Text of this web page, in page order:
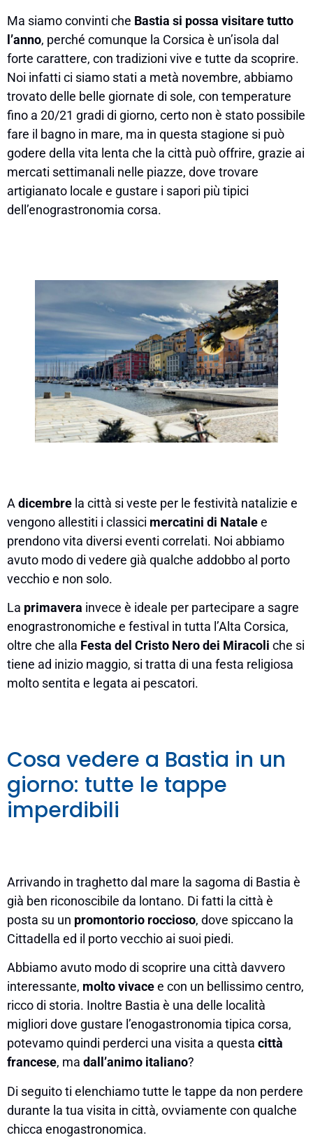
Ma siamo convinti che Bastia si possa visitare tutto
l’anno, perché comunque la Corsica è un’isola dal
forte carattere, con tradizioni vive e tutte da scoprire.
Noi infatti ci siamo stati a metà novembre, abbiamo
trovato delle belle giornate di sole, con temperature
fino a 20/21 gradi di giorno, certo non è stato possibile
fare il bagno in mare, ma in questa stagione si può
godere della vita lenta che la città può offrire, grazie ai
mercati settimanali nelle piazze, dove trovare
artigianato locale e gustare i sapori più tipici
dell’enograstronomia corsa.
A dicembre la città si veste per le festività natalizie e
vengono allestiti i classici mercatini di Natalee
prendono vita diversi eventi correlati. Noi abbiamo
avuto modo di vedere già qualche addobbo al porto
vecchio e non solo.
La primavera invece è ideale per partecipare a sagre
enograstronomiche e festival in tutta l’Alta Corsica,
oltre che alla Festa del Cristo Nero dei Miracoli che si
tiene ad inizio maggio, si tratta di una festa religiosa
molto sentita e legata ai pescatori.
Cosa vedere a Bastia in un
giorno: tutte le tappe
imperdibili
Arrivando in traghetto dal mare la sagoma di Bastia è
già ben riconoscibile da lontano. Di fatti la città è
posta su un promontorio roccioso, dove spiccano la
Cittadella ed il porto vecchio ai suoi piedi.
Abbiamo avuto modo di scoprire una città davvero
interessante, molto vivacee con un bellissimo centro,
ricco di storia. Inoltre Bastia è una delle località
migliori dove gustare l’enogastronomia tipica corsa,
potevamo quindi perderci una visita a questa città
francese, ma dall’animo italiano?
Di seguito ti elenchiamo tutte le tappe da non perdere
durante la tua visita in città, ovviamente con qualche
chicca enogastronomica.